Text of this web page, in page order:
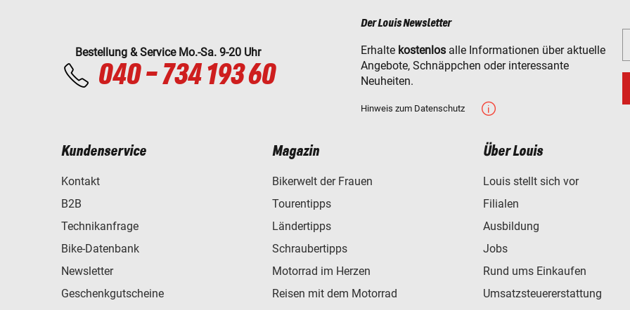
Bestellung & Service Mo.-Sa. 9-20 Uhr
040 - 734 193 60
Der Louis Newsletter
Erhalte kostenlos alle Informationen über aktuelle
Angebote, Schnäppchen oder interessante
Neuheiten.
Hinweis zum Datenschutz
Kundenservice
Kontakt
B2B
Technikanfrage
Bike-Datenbank
Newsletter
Geschenkgutscheine
Magazin
Bikerwelt der Frauen
Tourentipps
Ländertipps
Schraubertipps
Motorrad im Herzen
Reisen mit dem Motorrad
Über Louis
Louis stellt sich vor
Filialen
Ausbildung
Jobs
Rund ums Einkaufen
Umsatzsteuererstattung